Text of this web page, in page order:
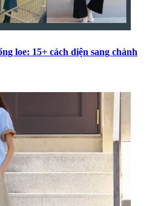
loe: 15+ cách diện sang chảnh